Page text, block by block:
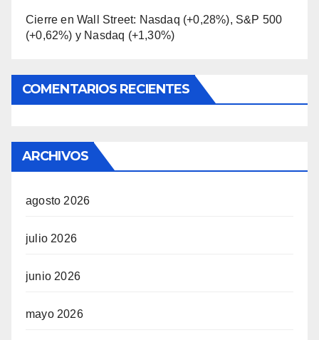
Cierre en Wall Street: Nasdaq (+0,28%), S&P 500
(+0,62%) y Nasdaq (+1,30%)
COMENTARIOS RECIENTES
ARCHIVOS
agosto 2026
julio 2026
junio 2026
mayo 2026